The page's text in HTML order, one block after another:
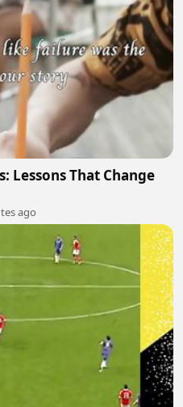
Lessons That Change
ago